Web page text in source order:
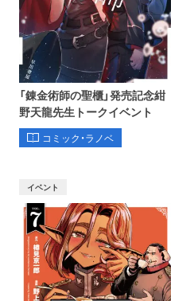
「錬金術師の聖櫃」発売記念紺
野天龍先生トークイベント
コミック・ラノベ
イベント